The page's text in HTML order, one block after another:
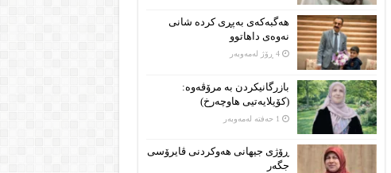
هەگبەکەی بەپڕی کردە شانی
نەوەی داهاتوو
4 ڕۆژ لەمەوبەر
بازرگانیکردن بە مرۆڤەوە:
(کۆیلایەتیی هاوچەرخ)
1 حەفتە لەمەوبەر
ڕۆژی جیهانی هەوکردنی ڤایرۆسی
جگەر